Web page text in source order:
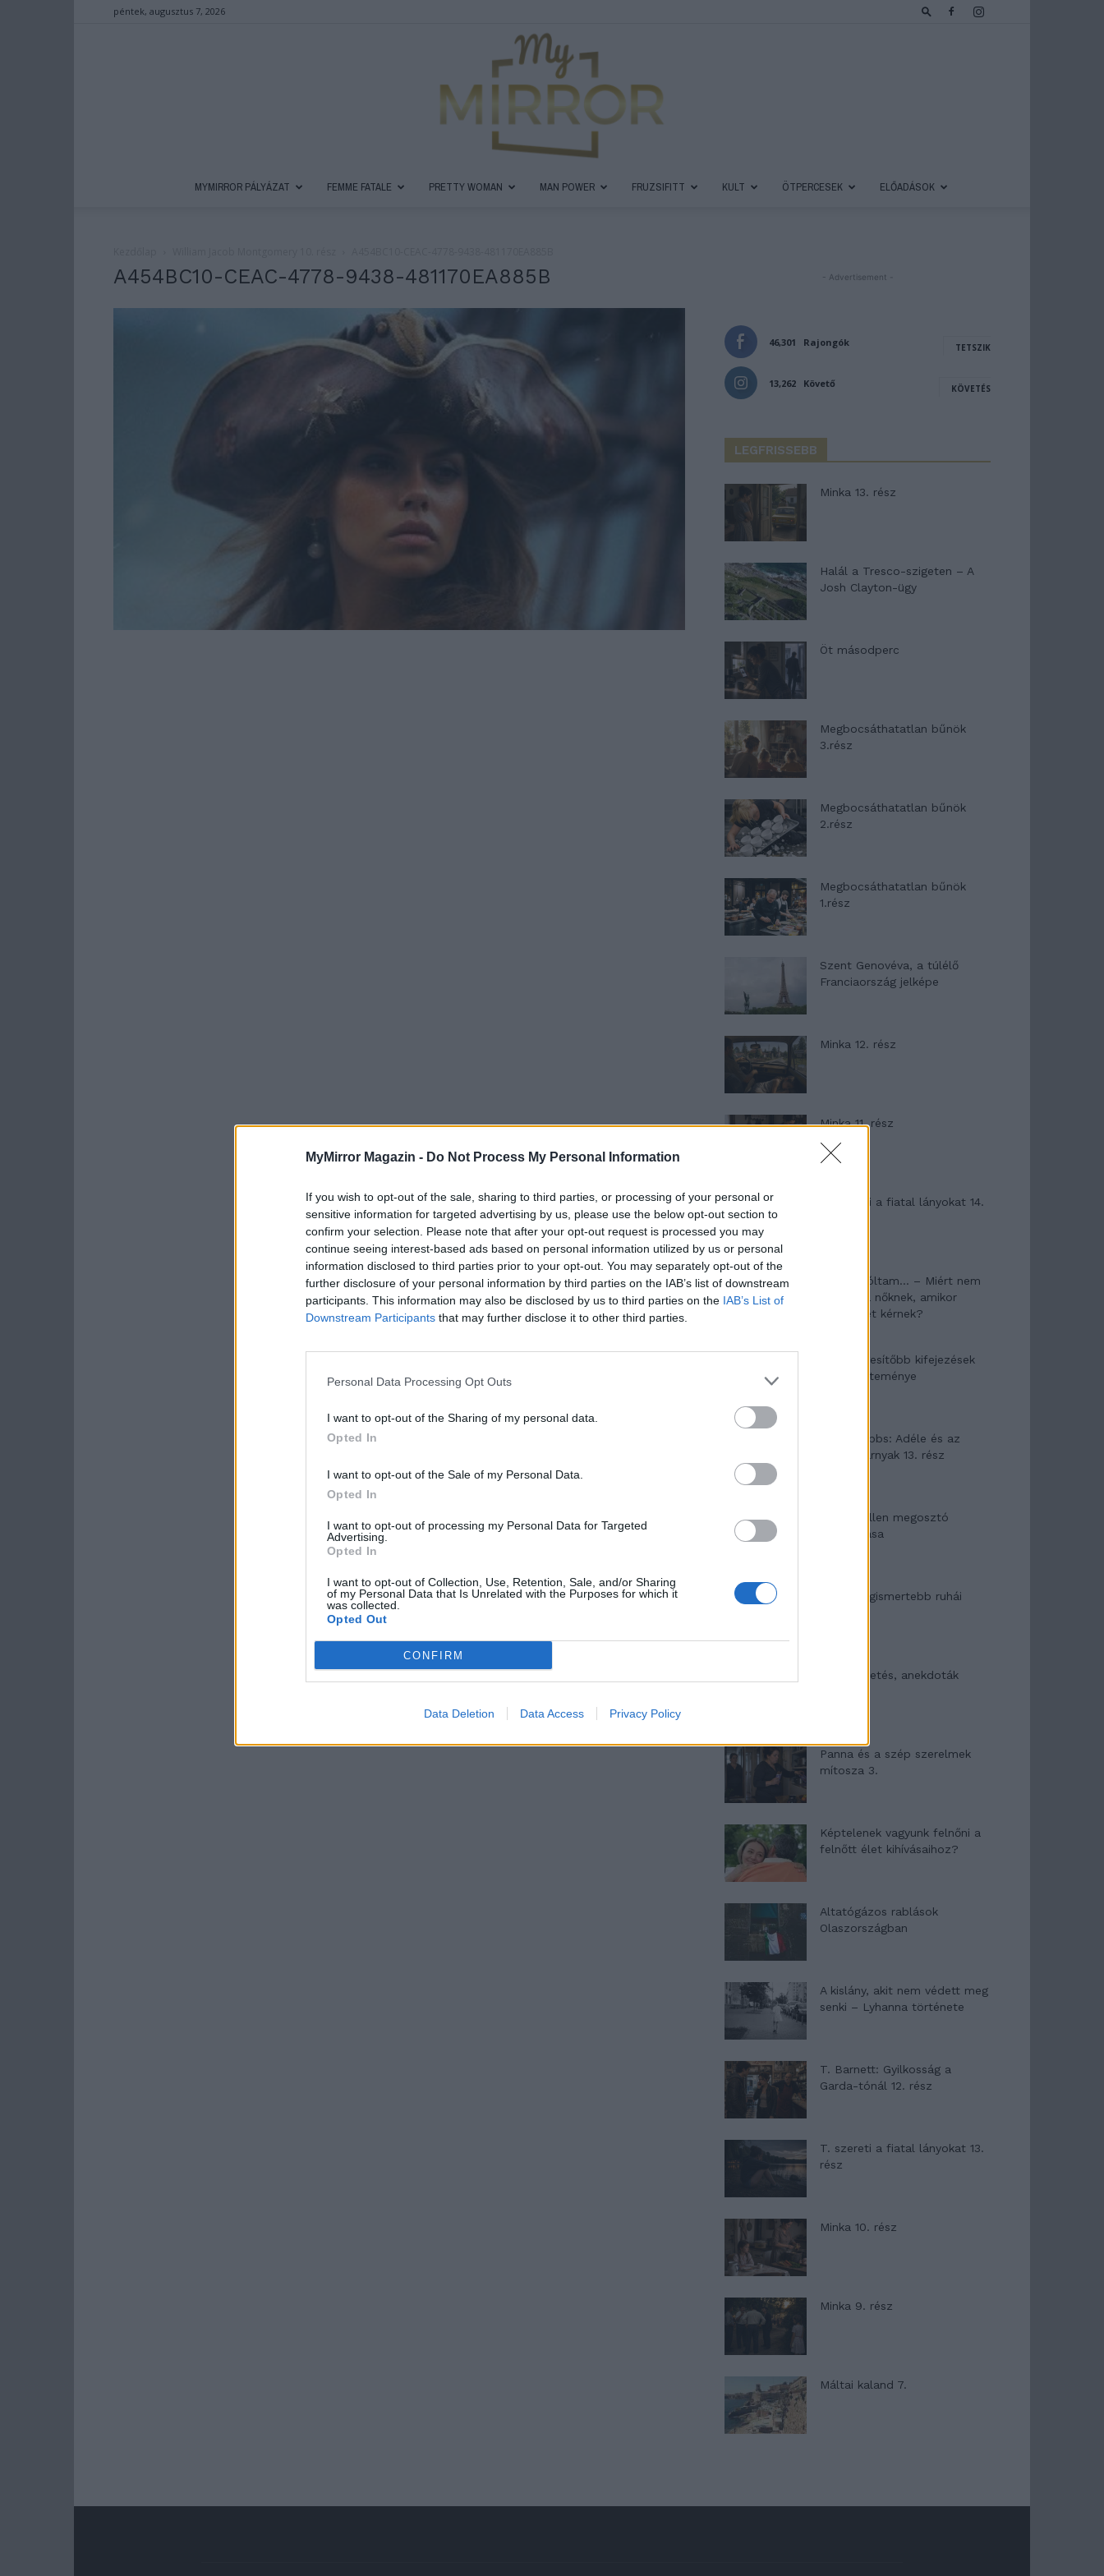
MyMirror Magazin - Do Not Process My Personal Information
If you wish to opt-out of the sale, sharing to third parties, or processing of your personal or
sensitive information for targeted advertising by us, please use the below opt-out section to
confirm your selection. Please note that after your opt-out request is processed you may
continue seeing interest-based ads based on personal information utilized by us or personal
information disclosed to third parties prior to your opt-out. You may separately opt-out of the
further disclosure of your personal information by third parties on the IAB’s list of downstream
participants. This information may also be disclosed by us to third parties on the IAB’s List of
Downstream Participants that may further disclose it to other third parties.
Personal Data Processing Opt Outs
I want to opt-out of the Sharing of my personal data.
Opted In
I want to opt-out of the Sale of my Personal Data.
Opted In
I want to opt-out of processing my Personal Data for Targeted
Advertising.
Opted In
I want to opt-out of Collection, Use, Retention, Sale, and/or Sharing
of my Personal Data that Is Unrelated with the Purposes for which it
was collected.
Opted Out
CONFIRM
Data Deletion Data Access Privacy Policy
péntek, augusztus 7, 2026
MYMIRROR PÁLYÁZAT FEMME FATALE PRETTY WOMAN MAN POWER FRUZSIFITT KULT ÖTPERCESEK ELŐADÁSOK
A454BC10-CEAC-4778-9438-481170EA885B - Advertisement -
46,301 Rajongók TETSZIK
13,262 Követő KÖVETÉS
LEGFRISSEBB
Minka 13. rész
Halál a Tresco-szigeten – A
Josh Clayton-ügy
Öt másodperc
Megbocsáthatatlan bűnök
3.rész
Megbocsáthatatlan bűnök
2.rész
Megbocsáthatatlan bűnök
1.rész
Szent Genovéva, a túlélő
Franciaország jelképe
Minka 12. rész
Minka 11. rész
T. szereti a fiatal lányokat 14.
Pedig szóltam… – Miért nem
hiszünk a nőknek, amikor
segítséget kérnek?
A legidegesítőbb kifejezések
laza gyűjteménye
Elyna Robbs: Adéle és az
örökölt árnyak 13. rész
Woody Allen megosztó
zsenialitása
A világ legismertebb ruhái
Nyár, nevetés, anekdoták
Panna és a szép szerelmek
mítosza 3.
Képtelenek vagyunk felnőni a
felnőtt élet kihívásaihoz?
Altatógázos rablások
Olaszországban
A kislány, akit nem védett meg
senki – Lyhanna története
T. Barnett: Gyilkosság a
Garda-tónál 12. rész
T. szereti a fiatal lányokat 13.
rész
Minka 10. rész
Minka 9. rész
Máltai kaland 7.